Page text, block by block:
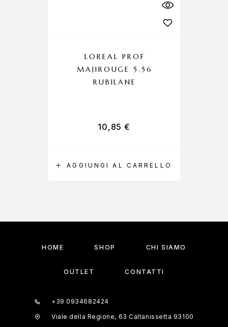
AGGIUNGI AL CARRELLO
LOREAL PROF
MAJIROUGE 5.56
RUBILANE
10,85 €
HOME SHOP CHI SIAMO
OUTLET CONTATTI
+39 0934682424
Viale della Regione, 63 Caltanissetta 93100